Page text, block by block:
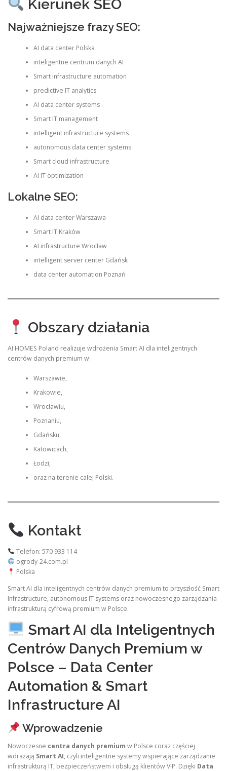
Kierunek SEO
Najważniejsze frazy SEO:
AI data center Polska
inteligentne centrum danych AI
Smart infrastructure automation
predictive IT analytics
AI data center systems
Smart IT management
intelligent infrastructure systems
autonomous data center systems
Smart cloud infrastructure
AI IT optimization
Lokalne SEO:
AI data center Warszawa
Smart IT Kraków
AI infrastructure Wrocław
intelligent server center Gdańsk
data center automation Poznań
Obszary działania
AI HOMES Poland realizuje wdrożenia Smart AI dla inteligentnych
centrów danych premium w:
Warszawie,
Krakowie,
Wrocławiu,
Poznaniu,
Gdańsku,
Katowicach,
Łodzi,
oraz na terenie całej Polski.
Kontakt
Telefon: 570 933 114
ogrody-24.com.pl
Polska
Smart AI dla inteligentnych centrów danych premium to przyszłość Smart
Infrastructure, autonomous IT systems oraz nowoczesnego zarządzania
infrastrukturą cyfrową premium w Polsce.
Smart AI dla Inteligentnych
Centrów Danych Premium w
Polsce – Data Center
Automation & Smart
Infrastructure AI
Wprowadzenie
Nowoczesne centra danych premium w Polsce coraz częściej
wdrażają Smart AI, czyli inteligentne systemy wspierające zarządzanie
infrastrukturą IT, bezpieczeństwem i obsługą klientów VIP. Dzięki Data